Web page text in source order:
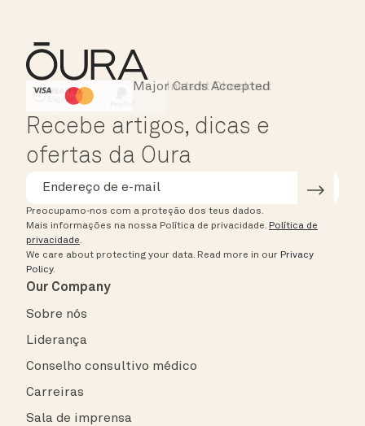
HSA/FSA Eligible
Instant Checkout
Major Cards Accepted
Recebe artigos, dicas e
ofertas da Oura
Preocupamo-nos com a proteção dos teus dados.
Mais informações na nossa Política de privacidade. Política de
privacidade.
We care about protecting your data. Read more in our Privacy
Policy.
Our Company
Sobre nós
Liderança
Conselho consultivo médico
Carreiras
Sala de imprensa